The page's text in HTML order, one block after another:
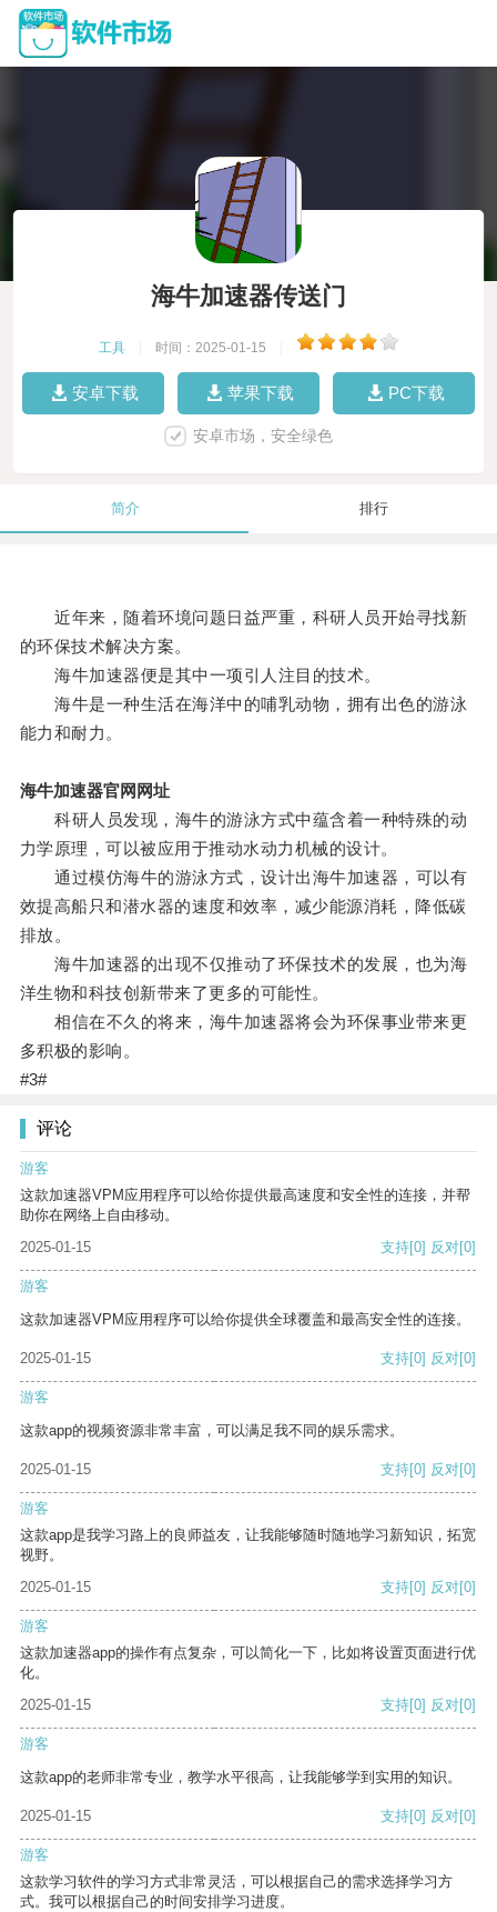
海牛加速器传送门
工具 时间：2025-01-15
安卓下载 苹果下载 PC下载
安卓市场，安全绿色
简介 排行
近年来，随着环境问题日益严重，科研人员开始寻找新
的环保技术解决方案。
海牛加速器便是其中一项引人注目的技术。
海牛是一种生活在海洋中的哺乳动物，拥有出色的游泳
能力和耐力。
海牛加速器官网网址
科研人员发现，海牛的游泳方式中蕴含着一种特殊的动
力学原理，可以被应用于推动水动力机械的设计。
通过模仿海牛的游泳方式，设计出海牛加速器，可以有
效提高船只和潜水器的速度和效率，减少能源消耗，降低碳
排放。
海牛加速器的出现不仅推动了环保技术的发展，也为海
洋生物和科技创新带来了更多的可能性。
相信在不久的将来，海牛加速器将会为环保事业带来更
多积极的影响。
#3#
评论
游客
这款加速器VPM应用程序可以给你提供最高速度和安全性的连接，并帮
助你在网络上自由移动。
2025-01-15
支持[0] 反对[0]
游客
这款加速器VPM应用程序可以给你提供全球覆盖和最高安全性的连接。
2025-01-15 支持[0] 反对[0]
游客
这款app的视频资源非常丰富，可以满足我不同的娱乐需求。
2025-01-15 支持[0] 反对[0]
游客
这款app是我学习路上的良师益友，让我能够随时随地学习新知识，拓宽
视野。
2025-01-15
支持[0] 反对[0]
游客
这款加速器app的操作有点复杂，可以简化一下，比如将设置页面进行优
化。
2025-01-15
支持[0] 反对[0]
游客
这款app的老师非常专业，教学水平很高，让我能够学到实用的知识。
2025-01-15 支持[0] 反对[0]
游客
这款学习软件的学习方式非常灵活，可以根据自己的需求选择学习方
式。我可以根据自己的时间安排学习进度。